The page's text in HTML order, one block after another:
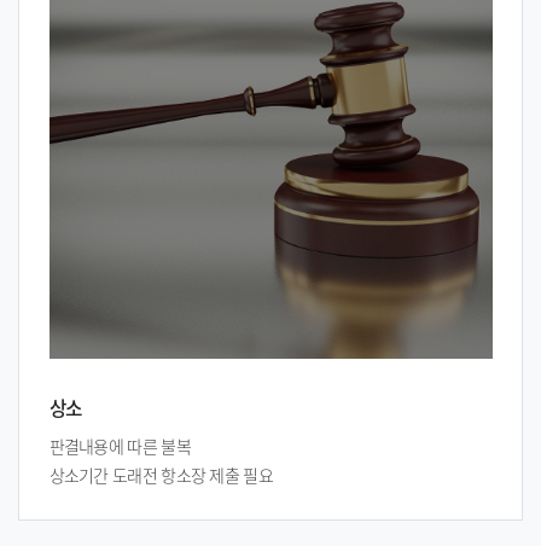
상소
판결내용에 따른 불복
상소기간 도래전 항소장 제출 필요